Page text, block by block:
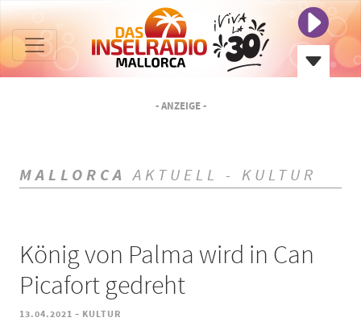
- ANZEIGE -
MALLORCA AKTUELL - KULTUR
König von Palma wird in Can
Picafort gedreht
13.04.2021 - KULTUR